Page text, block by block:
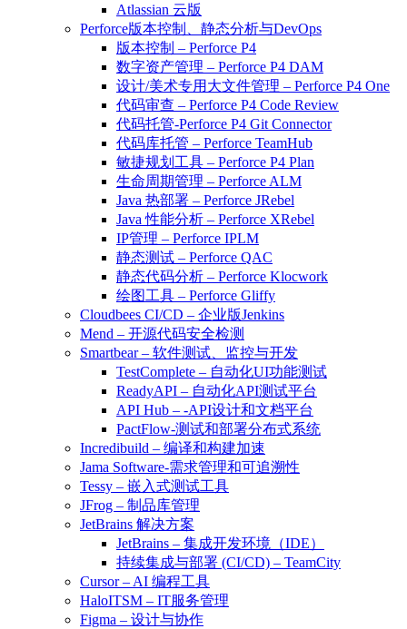
Atlassian 云版
Perforce版本控制、静态分析与DevOps
版本控制 – Perforce P4
数字资产管理 – Perforce P4 DAM
设计/美术专用大文件管理 – Perforce P4 One
代码审查 – Perforce P4 Code Review
代码托管-Perforce P4 Git Connector
代码库托管 – Perforce TeamHub
敏捷规划工具 – Perforce P4 Plan
生命周期管理 – Perforce ALM
Java 热部署 – Perforce JRebel
Java 性能分析 – Perforce XRebel
IP管理 – Perforce IPLM
静态测试 – Perforce QAC
静态代码分析 – Perforce Klocwork
绘图工具 – Perforce Gliffy
Cloudbees CI/CD – 企业版Jenkins
Mend – 开源代码安全检测
Smartbear – 软件测试、监控与开发
TestComplete – 自动化UI功能测试
ReadyAPI – 自动化API测试平台
API Hub – -API设计和文档平台
PactFlow-测试和部署分布式系统
Incredibuild – 编译和构建加速
Jama Software-需求管理和可追溯性
Tessy – 嵌入式测试工具
JFrog – 制品库管理
JetBrains 解决方案
JetBrains – 集成开发环境（IDE）
持续集成与部署 (CI/CD) – TeamCity
Cursor – AI 编程工具
HaloITSM – IT服务管理
Figma – 设计与协作